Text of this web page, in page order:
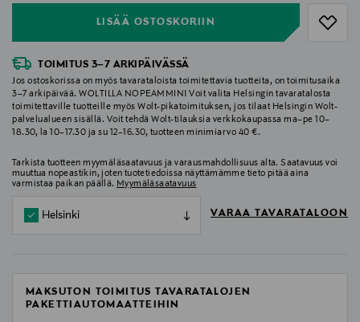
LISÄÄ OSTOSKORIIN
TOIMITUS 3–7 ARKIPÄIVÄSSÄ
Jos ostoskorissa on myös tavarataloista toimitettavia tuotteita, on toimitusaika
3–7 arkipäivää. WOLTILLA NOPEAMMIN! Voit valita Helsingin tavaratalosta
toimitettaville tuotteille myös Wolt-pikatoimituksen, jos tilaat Helsingin Wolt-
palvelualueen sisällä. Voit tehdä Wolt-tilauksia verkkokaupassa ma–pe 10–
18.30, la 10–17.30 ja su 12–16.30, tuotteen minimiarvo 40 €.
Tarkista tuotteen myymäläsaatavuus ja varausmahdollisuus alta. Saatavuus voi
muuttua nopeastikin, joten tuotetiedoissa näyttämämme tieto pitää aina
varmistaa paikan päällä. Myymäläsaatavuus
Helsinki VARAA TAVARATALOON
MAKSUTON TOIMITUS TAVARATALOJEN
PAKETTIAUTOMAATTEIHIN